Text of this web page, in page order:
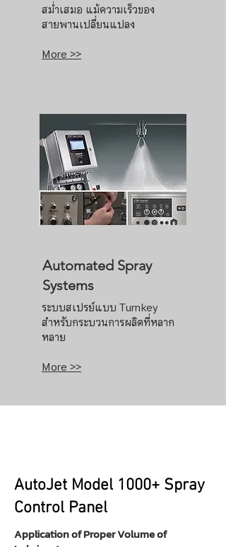
สม่ำเสมอ แม้ความเร็วของ
สายพานเปลี่ยนแปลง
More >>
Automated Spray
Systems
ระบบสเปรย์แบบ Turnkey
สำหรับกระบวนการผลิตที่หลาก
หลาย
More >>
AutoJet Model 1000+ Spray
Control Panel
Application of Proper Volume of